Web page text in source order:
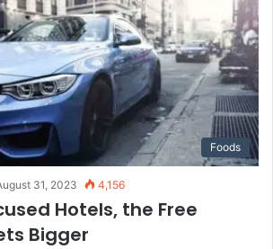
Foods
31, 2023 4,156
Hotels, the Free
Bigger